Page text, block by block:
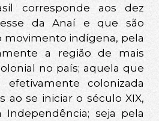
corresponde aos dez
da Anaí e que são
movimento indígena, pela
a região de mais
no país; aquela que
colonizada
ao se iniciar o século XIX,
seja pela